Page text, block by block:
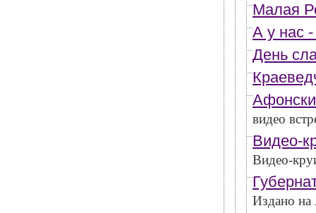
Малая
А у нас
День
видео
Видео-
Видео-
Издано на